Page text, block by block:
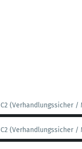
C2 (Verhandlungssicher /
C2 (Verhandlungssicher /